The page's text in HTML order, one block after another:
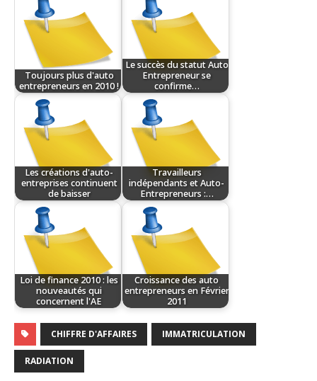
Toujours plus d'auto
entrepreneurs en 2010 !
Le succès du statut Auto
Entrepreneur se
confirme…
Les créations d'auto-
entreprises continuent
de baisser
Travailleurs
indépendants et Auto-
Entrepreneurs :…
Loi de finance 2010 : les
nouveautés qui
concernent l'AE
Croissance des auto
entrepreneurs en Février
2011
CHIFFRE D'AFFAIRES IMMATRICULATION
RADIATION